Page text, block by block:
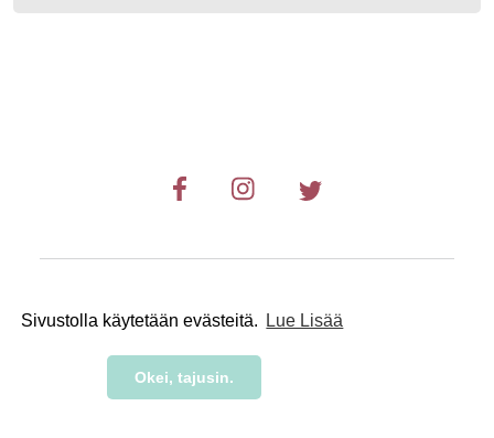
Sivustolla käytetään evästeitä. Lue Lisää
Okei, tajusin.